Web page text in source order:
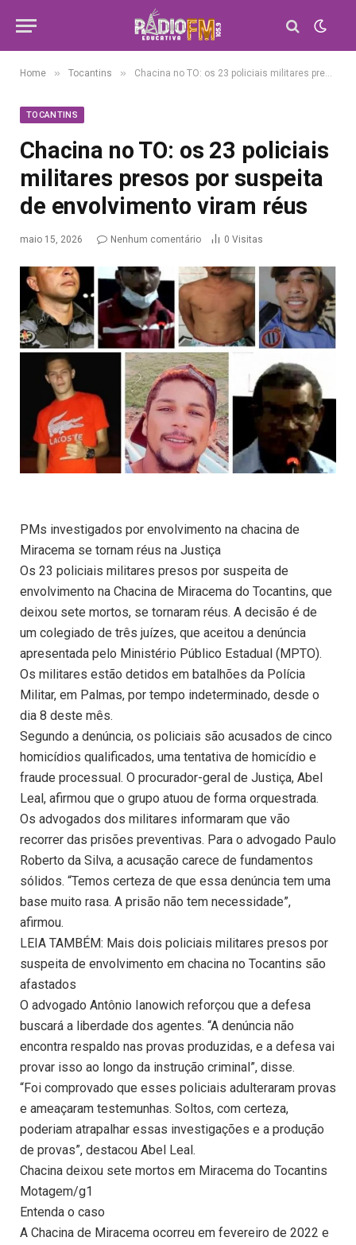
Home » Tocantins » Chacina no TO: os 23 policiais militares presos por suspeita de envolvimento viram réus
TOCANTINS
Chacina no TO: os 23 policiais
militares presos por suspeita
de envolvimento viram réus
maio 15, 2026 Nenhum comentário 0 Visitas
PMs investigados por envolvimento na chacina de
Miracema se tornam réus na Justiça
Os 23 policiais militares presos por suspeita de
envolvimento na Chacina de Miracema do Tocantins, que
deixou sete mortos, se tornaram réus. A decisão é de
um colegiado de três juízes, que aceitou a denúncia
apresentada pelo Ministério Público Estadual (MPTO).
Os militares estão detidos em batalhões da Polícia
Militar, em Palmas, por tempo indeterminado, desde o
dia 8 deste mês.
Segundo a denúncia, os policiais são acusados de cinco
homicídios qualificados, uma tentativa de homicídio e
fraude processual. O procurador-geral de Justiça, Abel
Leal, afirmou que o grupo atuou de forma orquestrada.
Os advogados dos militares informaram que vão
recorrer das prisões preventivas. Para o advogado Paulo
Roberto da Silva, a acusação carece de fundamentos
sólidos. “Temos certeza de que essa denúncia tem uma
base muito rasa. A prisão não tem necessidade”,
afirmou.
LEIA TAMBÉM: Mais dois policiais militares presos por
suspeita de envolvimento em chacina no Tocantins são
afastados
O advogado Antônio Ianowich reforçou que a defesa
buscará a liberdade dos agentes. “A denúncia não
encontra respaldo nas provas produzidas, e a defesa vai
provar isso ao longo da instrução criminal”, disse.
“Foi comprovado que esses policiais adulteraram provas
e ameaçaram testemunhas. Soltos, com certeza,
poderiam atrapalhar essas investigações e a produção
de provas”, destacou Abel Leal.
Chacina deixou sete mortos em Miracema do Tocantins
Motagem/g1
Entenda o caso
A Chacina de Miracema ocorreu em fevereiro de 2022 e